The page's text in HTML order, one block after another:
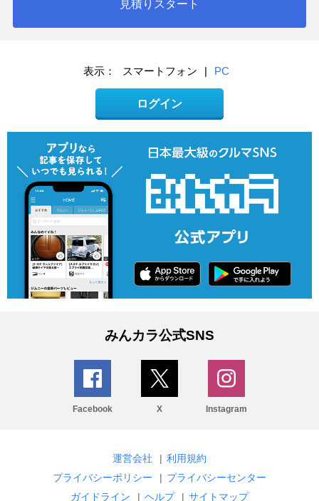
見積りスタート
表示： スマートフォン | PC
ログイン
みんカラ公式SNS
Facebook X Instagram
運営会社 | 利用規約
プライバシーポリシー
| プライバシーセンター
ガイドライン
| ヘルプ | サイトマップ